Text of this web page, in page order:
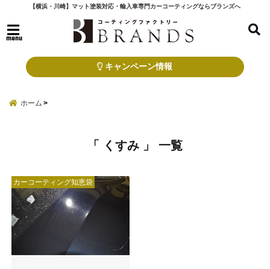
【横浜・川崎】マット塗装対応・輸入車専門カーコーティングならブランズへ
menu
キャンペーン情報
ホーム
「 くすみ 」 一覧
カーコーティング知恵袋